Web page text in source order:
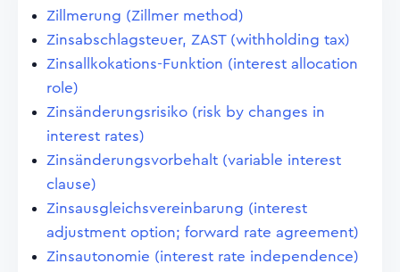
Zillmerung (Zillmer method)
Zinsabschlagsteuer, ZAST (withholding tax)
Zinsallkokations-Funktion (interest allocation
role)
Zinsänderungsrisiko (risk by changes in
interest rates)
Zinsänderungsvorbehalt (variable interest
clause)
Zinsausgleichsvereinbarung (interest
adjustment option; forward rate agreement)
Zinsautonomie (interest rate independence)